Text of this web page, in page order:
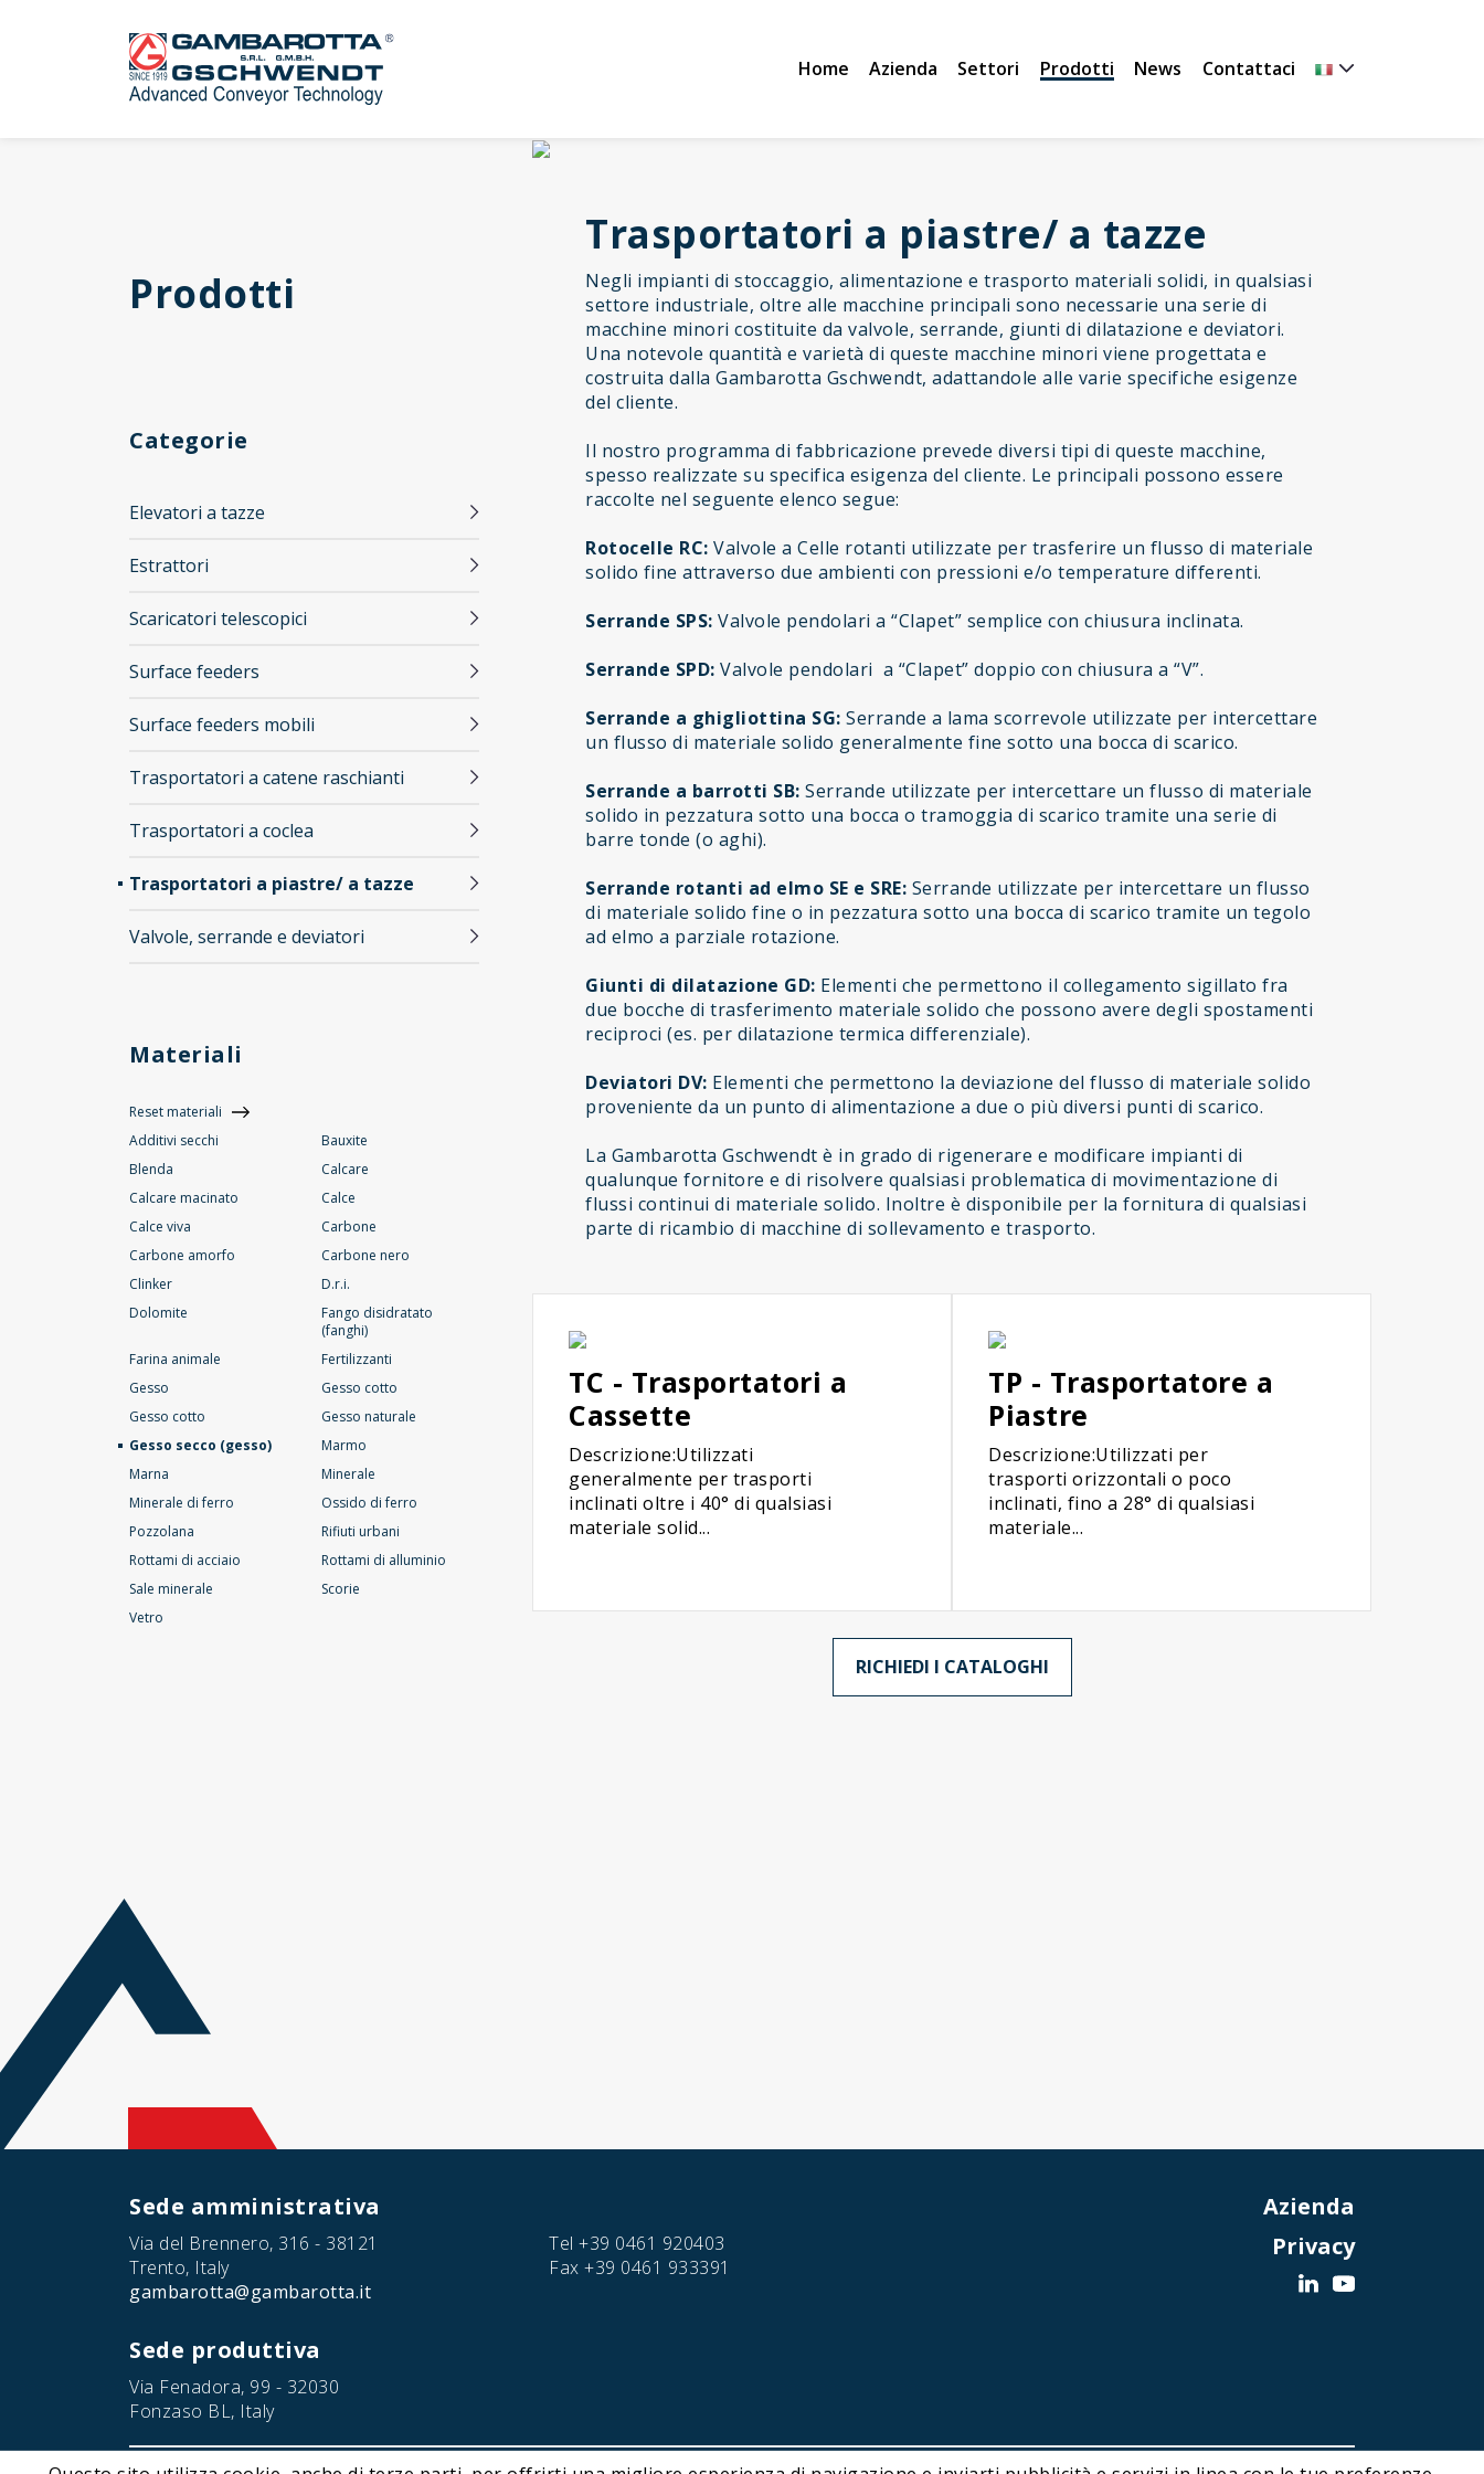
Home Azienda Settori Prodotti News Contattaci
Prodotti
Categorie
Elevatori a tazze
Estrattori
Scaricatori telescopici
Surface feeders
Surface feeders mobili
Trasportatori a catene raschianti
Trasportatori a coclea
Trasportatori a piastre/ a tazze
Valvole, serrande e deviatori
Materiali
Reset materiali
Additivi secchi
Bauxite
Blenda
Calcare
Calcare macinato
Calce
Calce viva
Carbone
Carbone amorfo
Carbone nero
Clinker
D.r.i.
Dolomite
Fango disidratato
(fanghi)
Farina animale
Fertilizzanti
Gesso
Gesso cotto
Gesso cotto
Gesso naturale
Gesso secco (gesso)
Marmo
Marna
Minerale
Minerale di ferro
Ossido di ferro
Pozzolana
Rifiuti urbani
Rottami di acciaio
Rottami di alluminio
Sale minerale
Scorie
Vetro
Trasportatori a piastre/ a tazze
Negli impianti di stoccaggio, alimentazione e trasporto materiali solidi, in qualsiasi
settore industriale, oltre alle macchine principali sono necessarie una serie di
macchine minori costituite da valvole, serrande, giunti di dilatazione e deviatori.
Una notevole quantità e varietà di queste macchine minori viene progettata e
costruita dalla Gambarotta Gschwendt, adattandole alle varie specifiche esigenze
del cliente.
Il nostro programma di fabbricazione prevede diversi tipi di queste macchine,
spesso realizzate su specifica esigenza del cliente. Le principali possono essere
raccolte nel seguente elenco segue:
Rotocelle RC: Valvole a Celle rotanti utilizzate per trasferire un flusso di materiale
solido fine attraverso due ambienti con pressioni e/o temperature differenti.
Serrande SPS: Valvole pendolari a “Clapet” semplice con chiusura inclinata.
Serrande SPD: Valvole pendolari a “Clapet” doppio con chiusura a “V”.
Serrande a ghigliottina SG: Serrande a lama scorrevole utilizzate per intercettare
un flusso di materiale solido generalmente fine sotto una bocca di scarico.
Serrande a barrotti SB: Serrande utilizzate per intercettare un flusso di materiale
solido in pezzatura sotto una bocca o tramoggia di scarico tramite una serie di
barre tonde (o aghi).
Serrande rotanti ad elmo SE e SRE: Serrande utilizzate per intercettare un flusso
di materiale solido fine o in pezzatura sotto una bocca di scarico tramite un tegolo
ad elmo a parziale rotazione.
Giunti di dilatazione GD: Elementi che permettono il collegamento sigillato fra
due bocche di trasferimento materiale solido che possono avere degli spostamenti
reciproci (es. per dilatazione termica differenziale).
Deviatori DV: Elementi che permettono la deviazione del flusso di materiale solido
proveniente da un punto di alimentazione a due o più diversi punti di scarico.
La Gambarotta Gschwendt è in grado di rigenerare e modificare impianti di
qualunque fornitore e di risolvere qualsiasi problematica di movimentazione di
flussi continui di materiale solido. Inoltre è disponibile per la fornitura di qualsiasi
parte di ricambio di macchine di sollevamento e trasporto.
TC - Trasportatori a
Cassette
Descrizione:Utilizzati
generalmente per trasporti
inclinati oltre i 40° di qualsiasi
materiale solid...
TP - Trasportatore a
Piastre
Descrizione:Utilizzati per
trasporti orizzontali o poco
inclinati, fino a 28° di qualsiasi
materiale...
RICHIEDI I CATALOGHI
Sede amministrativa
Via del Brennero, 316 - 38121
Trento, Italy
gambarotta@gambarotta.it
Sede produttiva
Via Fenadora, 99 - 32030
Fonzaso BL, Italy
Tel +39 0461 920403
Fax +39 0461 933391
Azienda
Privacy